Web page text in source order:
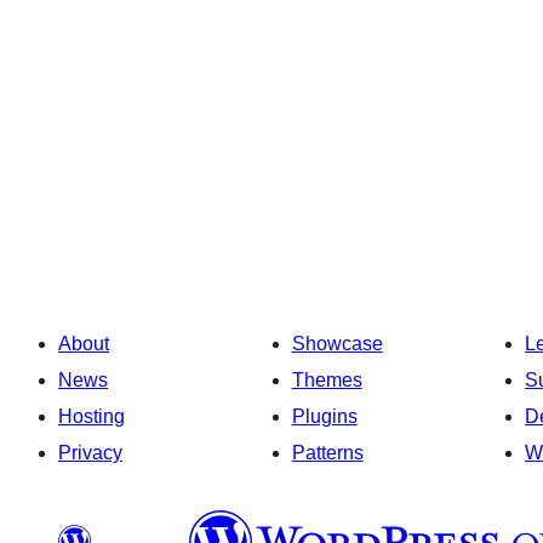
About
News
Hosting
Privacy
Showcase
Themes
Plugins
Patterns